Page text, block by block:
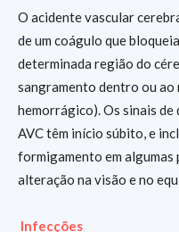
O acidente vascular
de um coágulo que
determinada região do
sangramento dentro ou ao
hemorrágico). Os sinais de
AVC têm início súbito, e
formigamento em
alteração na visão e no
Infecções